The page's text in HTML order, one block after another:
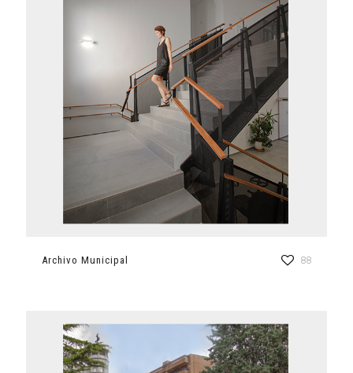
Archivo Municipal 88